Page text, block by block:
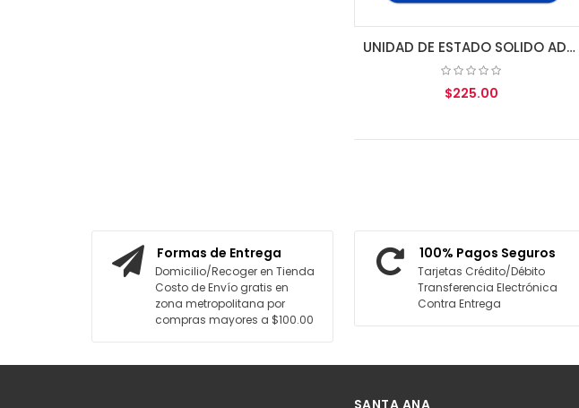
UNIDAD DE ESTADO SOLIDO ADATA 1TB SU650
$225.00
Formas de Entrega
Domicilio/Recoger en Tienda
Costo de Envío gratis en
zona metropolitana por
compras mayores a $100.00
100% Pagos Seguros
Tarjetas Crédito/Débito
Transferencia Electrónica
Contra Entrega